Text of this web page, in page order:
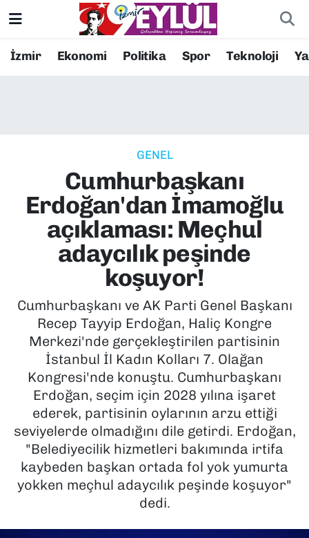
İzmir Ekonomi Politika Spor Teknoloji
GENEL
Cumhurbaşkanı
Erdoğan'dan İmamoğlu
açıklaması: Meçhul
adaycılık peşinde
koşuyor!
Cumhurbaşkanı ve AK Parti Genel Başkanı
Recep Tayyip Erdoğan, Haliç Kongre
Merkezi'nde gerçekleştirilen partisinin
İstanbul İl Kadın Kolları 7. Olağan
Kongresi'nde konuştu. Cumhurbaşkanı
Erdoğan, seçim için 2028 yılına işaret
ederek, partisinin oylarının arzu ettiği
seviyelerde olmadığını dile getirdi. Erdoğan,
"Belediyecilik hizmetleri bakımında irtifa
kaybeden başkan ortada fol yok yumurta
yokken meçhul adaycılık peşinde koşuyor"
dedi.
Resmi İlanlar
EKONOMİ
KÜLTÜR SANAT
MAGAZİN
POLİTİKA
SAĞLIK
TEKNOLOJİ
YAŞAM
YEREL YÖNETİMLER
Konak Nöbetçi Eczaneler
Süper Lig Puan Durumu ve Fikstür
Tüm Manşetler
Son Dakika Haberleri
Haber Arşivi